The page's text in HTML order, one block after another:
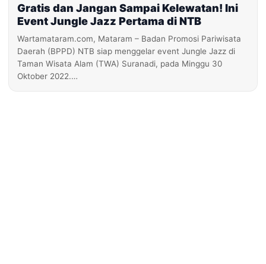
Gratis dan Jangan Sampai Kelewatan! Ini
Event Jungle Jazz Pertama di NTB
Wartamataram.com, Mataram – Badan Promosi Pariwisata
Daerah (BPPD) NTB siap menggelar event Jungle Jazz di
Taman Wisata Alam (TWA) Suranadi, pada Minggu 30
Oktober 2022.…